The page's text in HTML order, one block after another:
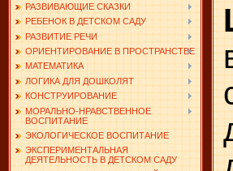
РАЗВИВАЮЩИЕ СКАЗКИ
РЕБЕНОК В ДЕТСКОМ САДУ
РАЗВИТИЕ РЕЧИ
ОРИЕНТИРОВАНИЕ В ПРОСТРАНСТВЕ
МАТЕМАТИКА
ЛОГИКА ДЛЯ ДОШКОЛЯТ
КОНСТРУИРОВАНИЕ
МОРАЛЬНО-НРАВСТВЕННОЕ
ВОСПИТАНИЕ
ЭКОЛОГИЧЕСКОЕ ВОСПИТАНИЕ
ЭКСПЕРИМЕНТАЛЬНАЯ
ДЕЯТЕЛЬНОСТЬ В ДЕТСКОМ САДУ